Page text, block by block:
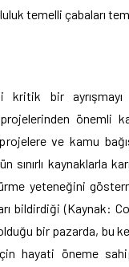
temelli çabaları
kritik bir
önemli
ve kamu
sınırlı kaynaklarla
yeteneğini
bildirdiği (Kaynak:
bir pazarda, bu
hayati öneme